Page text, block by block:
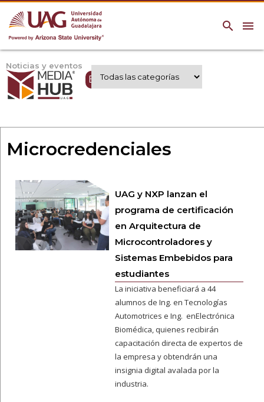
menu
search
Noticias y eventos
Expertos UAG
Microcredenciales
UAG y NXP lanzan el
programa de certificación
en Arquitectura de
Microcontroladores y
Sistemas Embebidos para
estudiantes
La iniciativa beneficiará a 44
alumnos de Ing. en Tecnologías
Automotrices e Ing. enElectrónica
Biomédica, quienes recibirán
capacitación directa de expertos de
la empresa y obtendrán una
insignia digital avalada por la
industria.